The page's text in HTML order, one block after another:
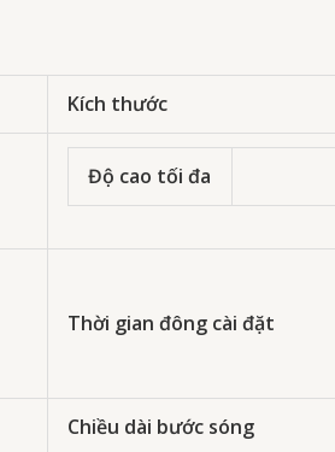
Kích thước
Độ cao tối đa
Thời gian đông cài đặt
Chiều dài bước sóng